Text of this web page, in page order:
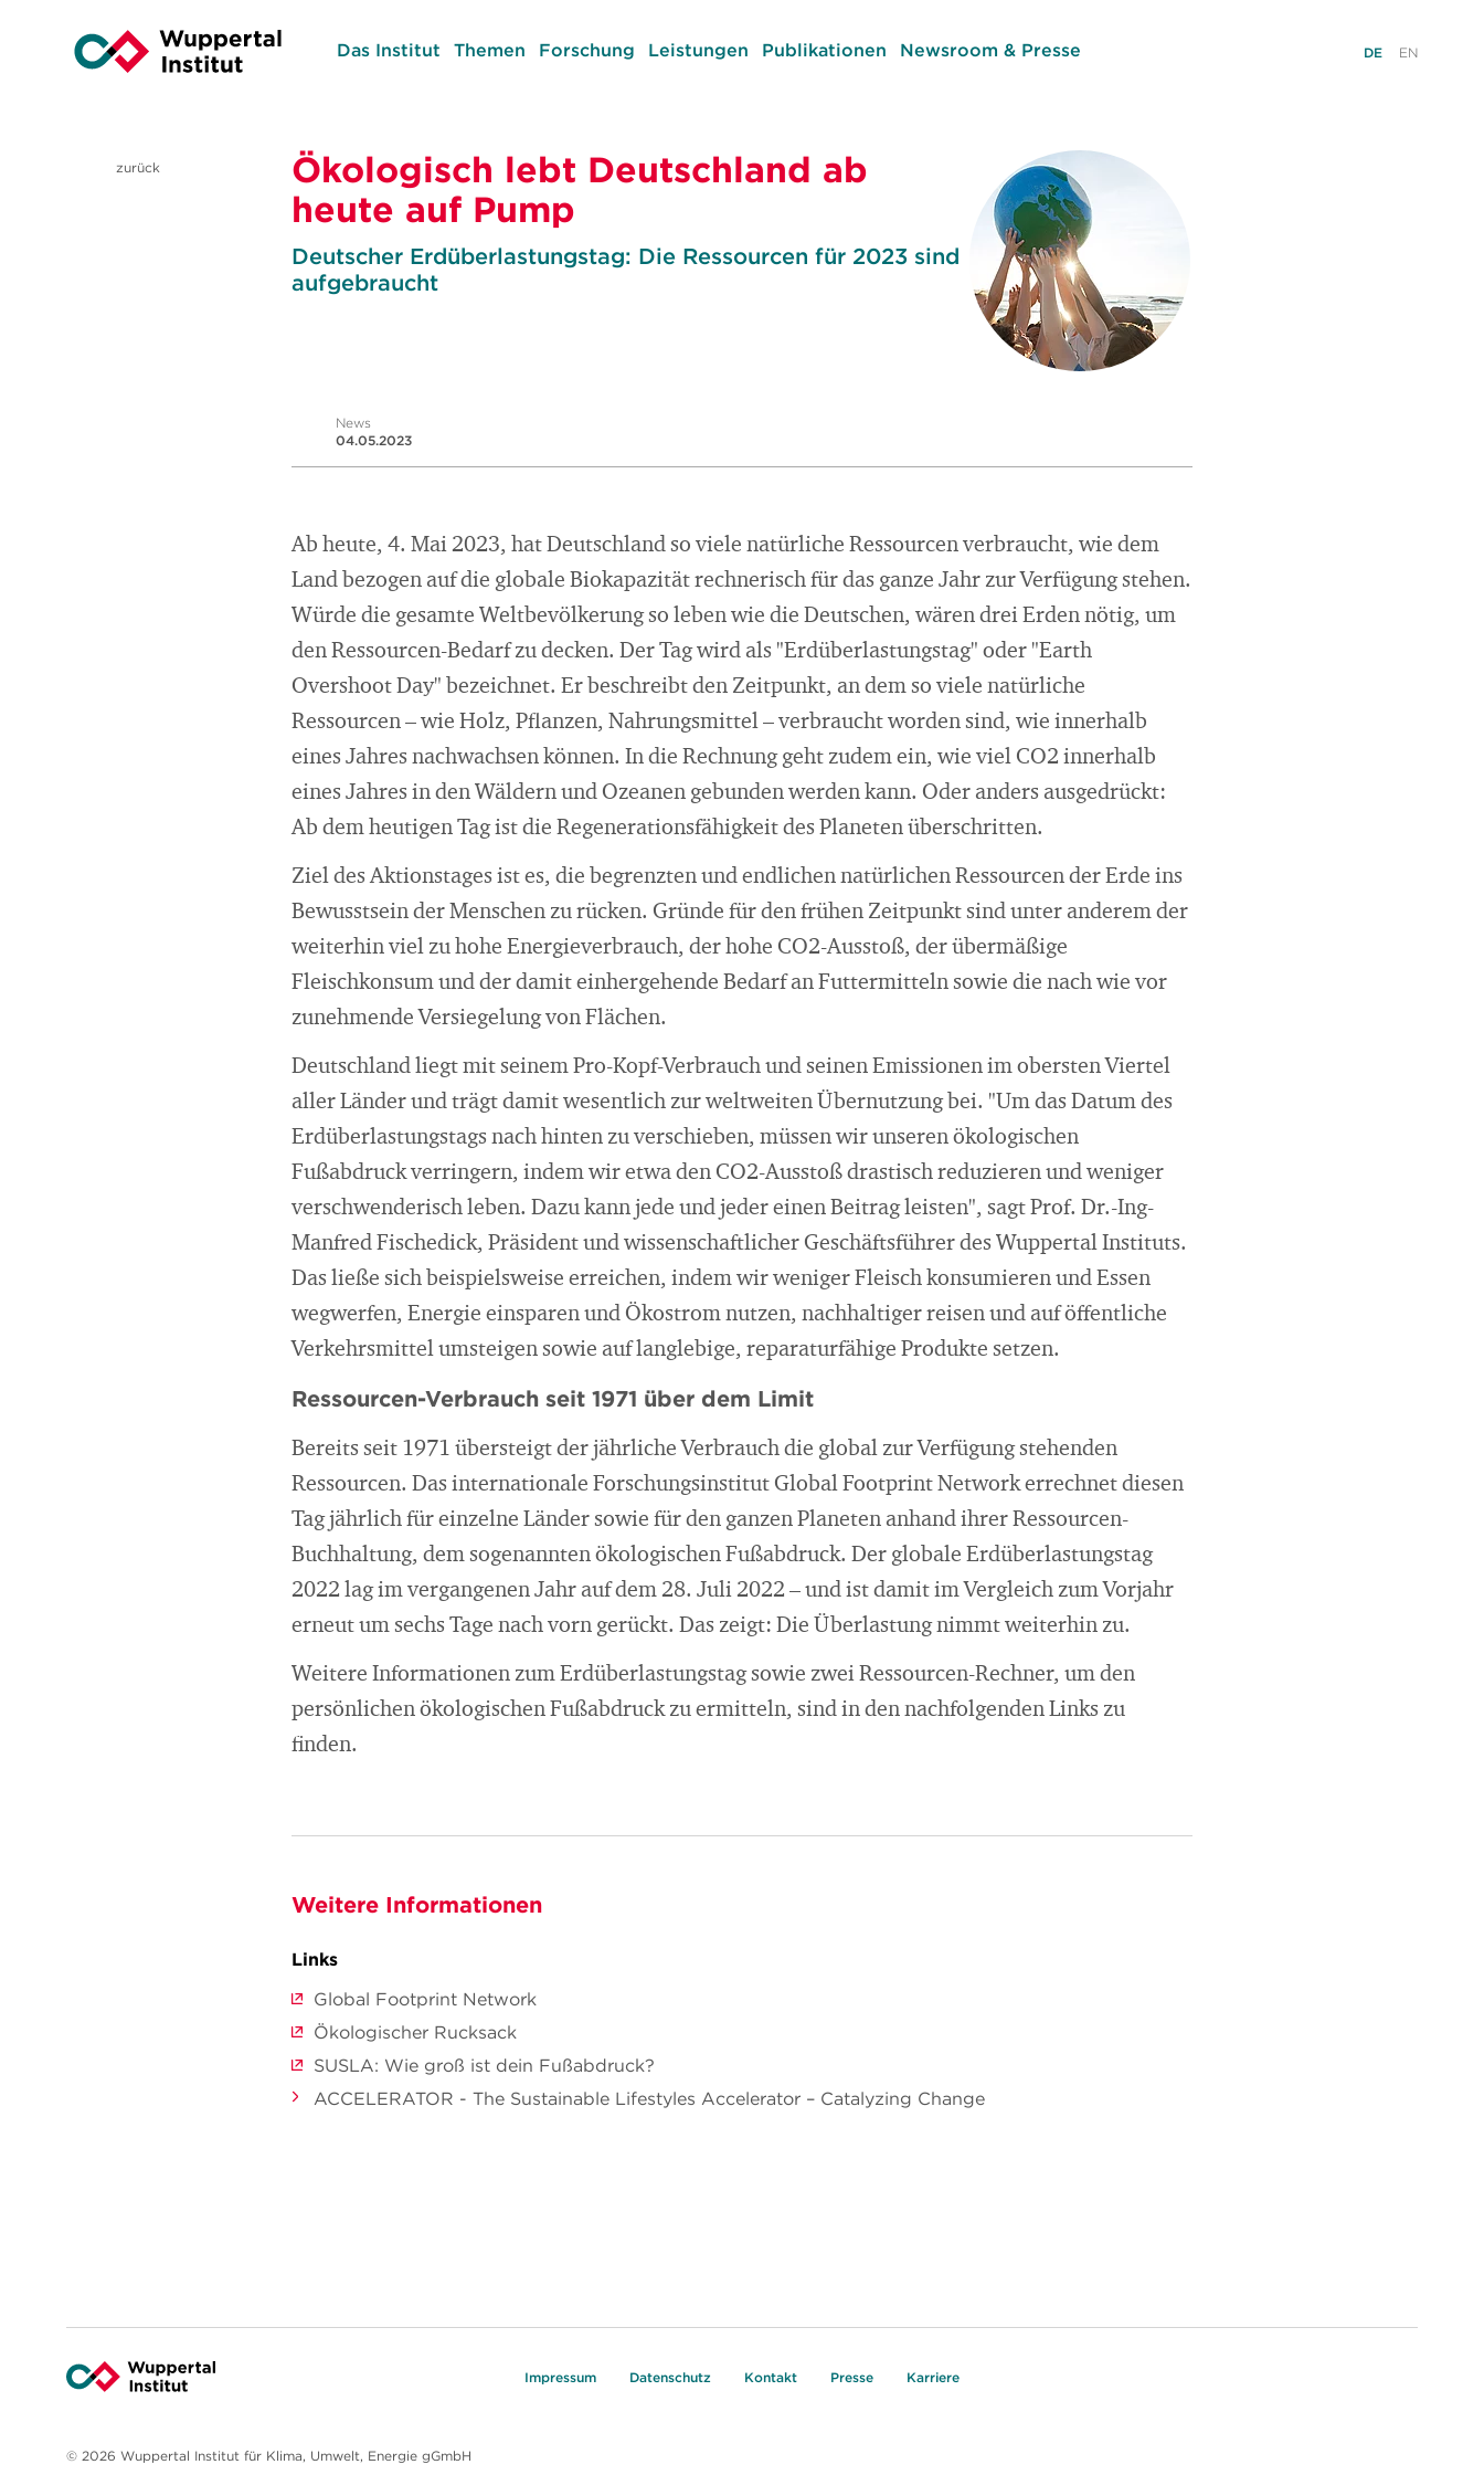
Das Institut Themen Forschung Leistungen Publikationen Newsroom & Presse DE EN
zurück
Ökologisch lebt Deutschland ab
heute auf Pump
Deutscher Erdüberlastungstag: Die Ressourcen für 2023 sind
aufgebraucht
News
04.05.2023
Ab heute, 4. Mai 2023, hat Deutschland so viele natürliche Ressourcen verbraucht, wie dem
Land bezogen auf die globale Biokapazität rechnerisch für das ganze Jahr zur Verfügung stehen.
Würde die gesamte Weltbevölkerung so leben wie die Deutschen, wären drei Erden nötig, um
den Ressourcen-Bedarf zu decken. Der Tag wird als "Erdüberlastungstag" oder "Earth
Overshoot Day" bezeichnet. Er beschreibt den Zeitpunkt, an dem so viele natürliche
Ressourcen – wie Holz, Pflanzen, Nahrungsmittel – verbraucht worden sind, wie innerhalb
eines Jahres nachwachsen können. In die Rechnung geht zudem ein, wie viel CO2 innerhalb
eines Jahres in den Wäldern und Ozeanen gebunden werden kann. Oder anders ausgedrückt:
Ab dem heutigen Tag ist die Regenerationsfähigkeit des Planeten überschritten.
Ziel des Aktionstages ist es, die begrenzten und endlichen natürlichen Ressourcen der Erde ins
Bewusstsein der Menschen zu rücken. Gründe für den frühen Zeitpunkt sind unter anderem der
weiterhin viel zu hohe Energieverbrauch, der hohe CO2-Ausstoß, der übermäßige
Fleischkonsum und der damit einhergehende Bedarf an Futtermitteln sowie die nach wie vor
zunehmende Versiegelung von Flächen.
Deutschland liegt mit seinem Pro-Kopf-Verbrauch und seinen Emissionen im obersten Viertel
aller Länder und trägt damit wesentlich zur weltweiten Übernutzung bei. "Um das Datum des
Erdüberlastungstags nach hinten zu verschieben, müssen wir unseren ökologischen
Fußabdruck verringern, indem wir etwa den CO2-Ausstoß drastisch reduzieren und weniger
verschwenderisch leben. Dazu kann jede und jeder einen Beitrag leisten", sagt Prof. Dr.-Ing-
Manfred Fischedick, Präsident und wissenschaftlicher Geschäftsführer des Wuppertal Instituts.
Das ließe sich beispielsweise erreichen, indem wir weniger Fleisch konsumieren und Essen
wegwerfen, Energie einsparen und Ökostrom nutzen, nachhaltiger reisen und auf öffentliche
Verkehrsmittel umsteigen sowie auf langlebige, reparaturfähige Produkte setzen.
Ressourcen-Verbrauch seit 1971 über dem Limit
Bereits seit 1971 übersteigt der jährliche Verbrauch die global zur Verfügung stehenden
Ressourcen. Das internationale Forschungsinstitut Global Footprint Network errechnet diesen
Tag jährlich für einzelne Länder sowie für den ganzen Planeten anhand ihrer Ressourcen-
Buchhaltung, dem sogenannten ökologischen Fußabdruck. Der globale Erdüberlastungstag
2022 lag im vergangenen Jahr auf dem 28. Juli 2022 – und ist damit im Vergleich zum Vorjahr
erneut um sechs Tage nach vorn gerückt. Das zeigt: Die Überlastung nimmt weiterhin zu.
Weitere Informationen zum Erdüberlastungstag sowie zwei Ressourcen-Rechner, um den
persönlichen ökologischen Fußabdruck zu ermitteln, sind in den nachfolgenden Links zu
finden.
Weitere Informationen
Links
Global Footprint Network
Ökologischer Rucksack
SUSLA: Wie groß ist dein Fußabdruck?
ACCELERATOR - The Sustainable Lifestyles Accelerator – Catalyzing Change
Impressum Datenschutz Kontakt Presse Karriere
© 2026 Wuppertal Institut für Klima, Umwelt, Energie gGmbH